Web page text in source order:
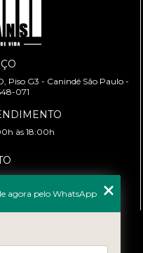
Piso G3 - Canindé São Paulo -
071
às 18:00h
agora pelo WhatsApp